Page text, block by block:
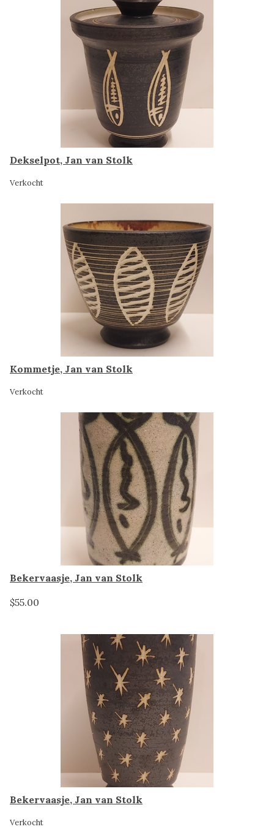
Dekselpot, Jan van Stolk
Verkocht
Kommetje, Jan van Stolk
Verkocht
Bekervaasje, Jan van Stolk
$55.00
Bekervaasje, Jan van Stolk
Verkocht